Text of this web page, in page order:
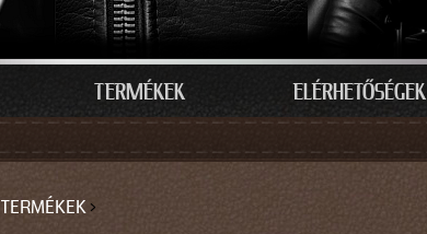
TERMÉKEK ELÉRHETŐSÉGEK
TERMÉKEK›